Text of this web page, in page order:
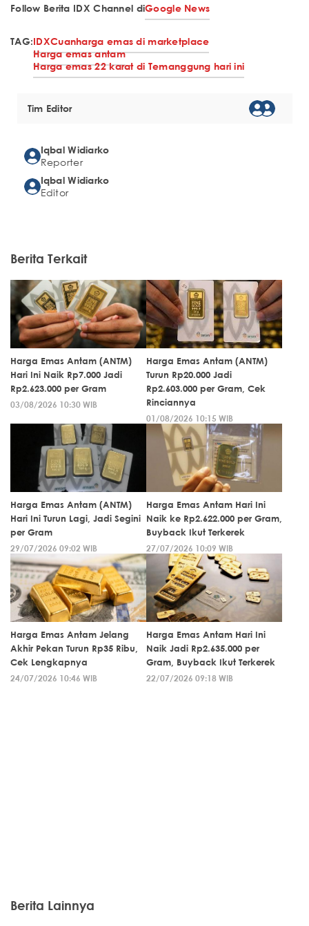
Follow Berita IDX Channel diGoogle News
TAG:IDXCuanharga emas di marketplace
Harga emas antam
Harga emas 22 karat di Temanggung hari ini
Tim Editor
Iqbal Widiarko
Reporter
Iqbal Widiarko
Editor
Berita Terkait
Harga Emas Antam (ANTM)
Hari Ini Naik Rp7.000 Jadi
Rp2.623.000 per Gram
03/08/2026 10:30 WIB
Harga Emas Antam (ANTM)
Turun Rp20.000 Jadi
Rp2.603.000 per Gram, Cek
Rinciannya
01/08/2026 10:15 WIB
Harga Emas Antam (ANTM)
Hari Ini Turun Lagi, Jadi Segini
per Gram
29/07/2026 09:02 WIB
Harga Emas Antam Hari Ini
Naik ke Rp2.622.000 per Gram,
Buyback Ikut Terkerek
27/07/2026 10:09 WIB
Harga Emas Antam Jelang
Akhir Pekan Turun Rp35 Ribu,
Cek Lengkapnya
24/07/2026 10:46 WIB
Harga Emas Antam Hari Ini
Naik Jadi Rp2.635.000 per
Gram, Buyback Ikut Terkerek
22/07/2026 09:18 WIB
Berita Lainnya